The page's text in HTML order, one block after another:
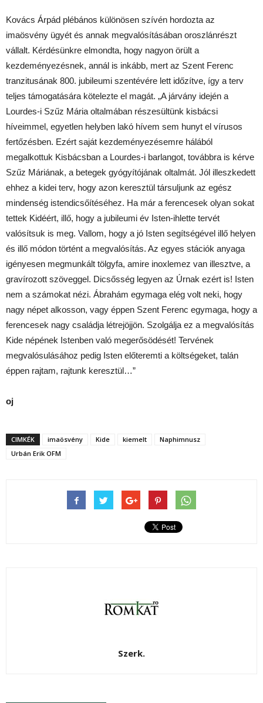
Kovács Árpád plébános különösen szívén hordozta az
imaösvény ügyét és annak megvalósításában oroszlánrészt
vállalt. Kérdésünkre elmondta, hogy nagyon örült a
kezdeményezésnek, annál is inkább, mert az Szent Ferenc
tranzitusának 800. jubileumi szentévére lett időzítve, így a terv
teljes támogatására kötelezte el magát. „A járvány idején a
Lourdes-i Szűz Mária oltalmában részesültünk kisbácsi
híveimmel, egyetlen helyben lakó hívem sem hunyt el vírusos
fertőzésben. Ezért saját kezdeményezésemre hálából
megalkottuk Kisbácsban a Lourdes-i barlangot, továbbra is kérve
Szűz Máriának, a betegek gyógyítójának oltalmát. Jól illeszkedett
ehhez a kidei terv, hogy azon keresztül társuljunk az egész
mindenség istendicsőítéséhez. Ha már a ferencesek olyan sokat
tettek Kidéért, illő, hogy a jubileumi év Isten-ihlette tervét
valósítsuk is meg. Vallom, hogy a jó Isten segítségével illő helyen
és illő módon történt a megvalósítás. Az egyes stációk anyaga
igényesen megmunkált tölgyfa, amire inoxlemez van illesztve, a
gravírozott szöveggel. Dicsősség legyen az Úrnak ezért is! Isten
nem a számokat nézi. Ábrahám egymaga elég volt neki, hogy
nagy népet alkosson, vagy éppen Szent Ferenc egymaga, hogy a
ferencesek nagy családja létrejöjjön. Szolgálja ez a megvalósítás
Kide népének Istenben való megerősödését! Tervének
megvalósulásához pedig Isten előteremti a költségeket, talán
éppen rajtam, rajtunk keresztül…”
oj
CIMKÉK imaösvény Kide kiemelt
Naphimnusz
Urbán Erik OFM
Szerk.